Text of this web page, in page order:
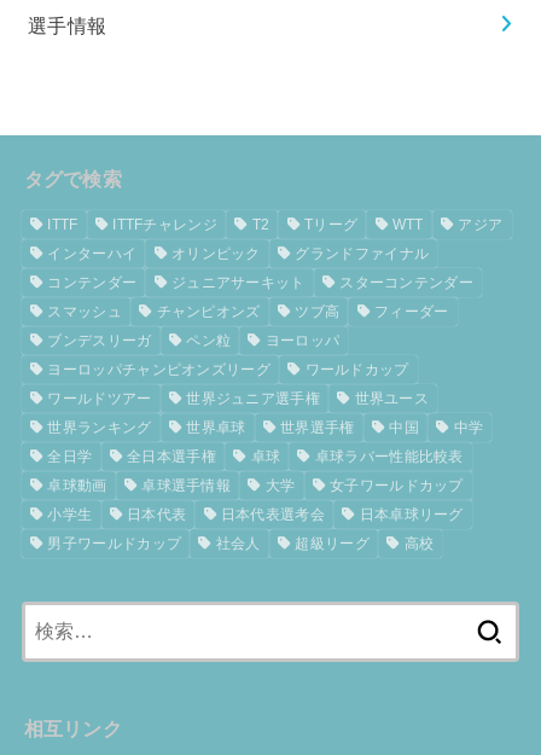
選手情報
タグで検索
ITTF ITTFチャレンジ T2 Tリーグ WTT
アジア
インターハイ
オリンピック
グランドファイナル
コンテンダー
ジュニアサーキット
スターコンテンダー
スマッシュ
チャンピオンズ ツブ高
フィーダー
ブンデスリーガ
ペン粒
ヨーロッパ
ヨーロッパチャンピオンズリーグ
ワールドカップ
ワールドツアー
世界ジュニア選手権
世界ユース
世界ランキング
世界卓球 世界選手権 中国
中学
全日学
全日本選手権 卓球
卓球ラバー性能比較表
卓球動画
卓球選手情報 大学
女子ワールドカップ
小学生
日本代表 日本代表選考会
日本卓球リーグ
男子ワールドカップ
社会人 超級リーグ 高校
相互リンク